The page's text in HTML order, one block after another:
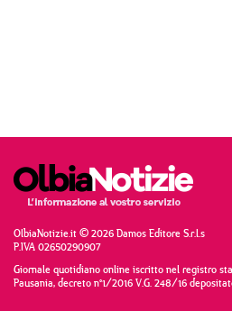
OlbiaNotizie.it © 2026 Damos Editore S.r.l.s
P.IVA 02650290907
Giornale quotidiano online iscritto nel registro
Pausania, decreto n°1/2016 V.G. 248/16